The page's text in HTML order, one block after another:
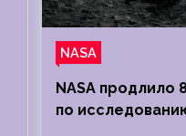
NASA
NASA продлило
по